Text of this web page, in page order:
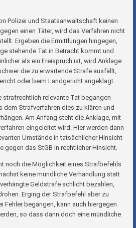
Polizei und Staatsanwaltschaft keinen
einen Täter, wird das Verfahren nicht
Ergeben die Ermittlungen hingegen,
stehende Tat in Betracht kommt und
als ein Freispruch ist, wird Anklage
die zu erwartende Strafe ausfällt,
oder beim Landgericht angeklagt.
strafrechtlich relevante Tat begangen
dem Strafverfahren dies zu klären und
Am Anfang steht die Anklage, mit
eingeleitet wird. Hier werden dann
Umstände in tatsächlicher Hinsicht
gegen das StGB in rechtlicher Hinsicht.
noch die Möglichkeit eines Strafbefehls
keine mündliche Verhandlung statt
Geldstrafe schlicht bezahlen,
Erging der Strafbefehl aber zu
Fehler begangen, kann auch hiergegen
so dass dann doch eine mündliche